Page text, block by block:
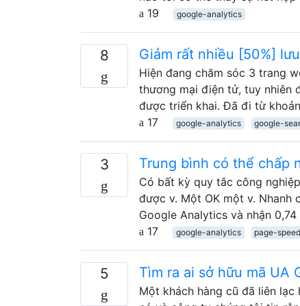
19
google-analytics
8 Giảm rất nhiều [50%]
Hiện đang chăm sóc 3 trang
thương mại điện tử, tuy nhiên
được triển khai. Đã đi từ
17
google-analytics google-
3 Trung bình có thể chấp
Có bất kỳ quy tắc công
được v. Một OK một v. Nhanh
Google Analytics và nhận
17
google-analytics page-speed
5 Tìm ra ai sở hữu mã UA
Một khách hàng cũ đã liên